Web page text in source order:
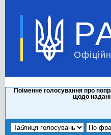
Поіменне голосування про
щодо